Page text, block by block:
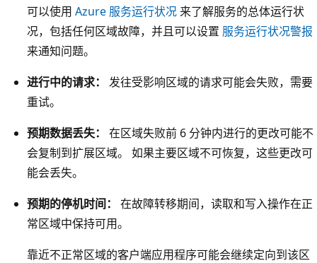
可以使用 Azure 服务运行状况 来了解服务的总体运行状
况，包括任何区域故障，并且可以设置 服务运行状况警报
来通知问题。
进行中的请求：
发往受影响区域的请求可能会失败，需要
重试。
预期数据丢失：
在区域失败前 6 分钟内进行的更改可能不
会复制到扩展区域。 如果主要区域不可恢复，这些更改可
能会丢失。
预期的停机时间：
在故障转移期间，读取和写入操作在正
常区域中保持可用。
靠近不正常区域的客户端应用程序可能会继续定向到该区